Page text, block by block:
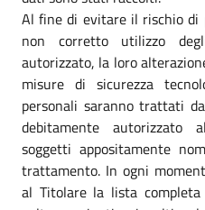
Al fine di evitare il rischio
non corretto utilizzo
autorizzato, la loro
misure di sicurezza
personali saranno trattati
debitamente autorizzato
soggetti appositamente
trattamento. In ogni
al Titolare la lista